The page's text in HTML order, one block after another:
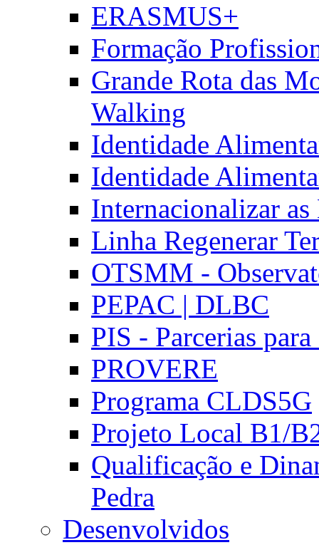
ERASMUS+
Formação
Grande Rota das
Walking
Identidade
Identidade
Internacionalizar
Linha Regenerar
OTSMM -
PEPAC | DLBC
PIS - Parcerias
PROVERE
Programa CLDS5G
Projeto Local B1/
Qualificação e
Pedra
Desenvolvidos